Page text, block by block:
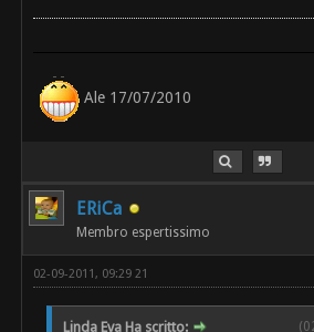
Ale 17/07/2010
ERiCa
Membro espertissimo
02-09-2011, 09:29 21
Linda Eva Ha scritto: